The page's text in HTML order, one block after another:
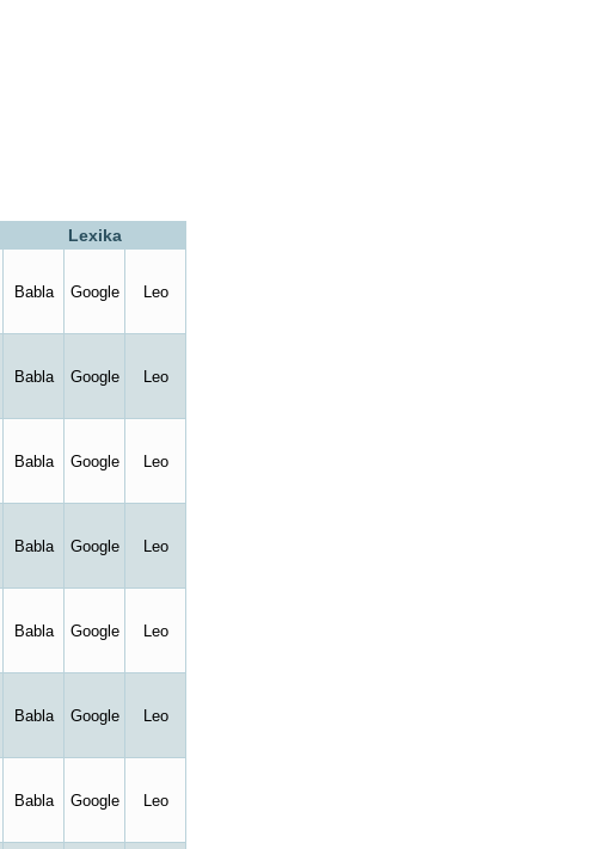
Lexika
Babla Google Leo
Babla Google Leo
Babla Google Leo
Babla Google Leo
Babla Google Leo
Babla Google Leo
Babla Google Leo